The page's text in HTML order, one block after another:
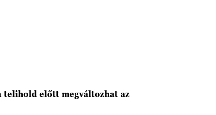
telihold előtt megváltozhat az